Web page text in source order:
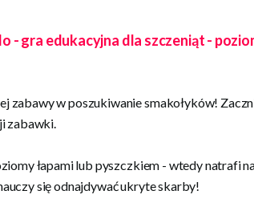
- gra edukacyjna dla szczeniąt -
zabawy w poszukiwanie smakołyków!
zabawki.
łapami lub pyszczkiem - wtedy
się odnajdywać ukryte skarby!